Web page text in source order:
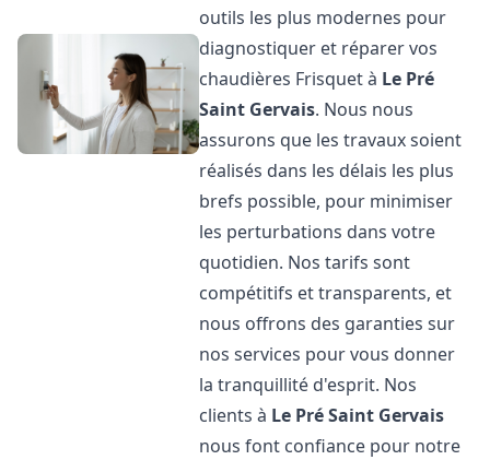
outils les plus modernes pour
diagnostiquer et réparer vos
chaudières Frisquet à Le Pré
Saint Gervais. Nous nous
assurons que les travaux soient
réalisés dans les délais les plus
brefs possible, pour minimiser
les perturbations dans votre
quotidien. Nos tarifs sont
compétitifs et transparents, et
nous offrons des garanties sur
nos services pour vous donner
la tranquillité d'esprit. Nos
clients à Le Pré Saint Gervais
nous font confiance pour notre